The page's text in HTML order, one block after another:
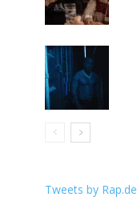
Tweets by Rap.de